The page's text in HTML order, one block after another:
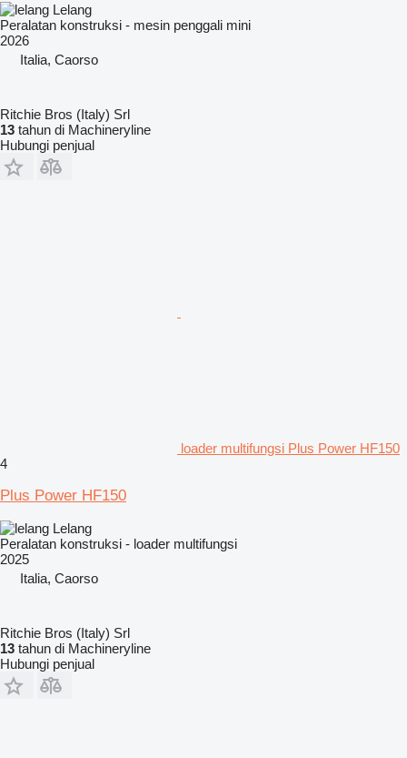
Lelang
Peralatan konstruksi - mesin penggali mini
2026
Italia, Caorso
Ritchie Bros (Italy) Srl
13 tahun di Machineryline
Hubungi penjual
loader multifungsi Plus Power HF150
4
Plus Power HF150
Lelang
Peralatan konstruksi - loader multifungsi
2025
Italia, Caorso
Ritchie Bros (Italy) Srl
13 tahun di Machineryline
Hubungi penjual